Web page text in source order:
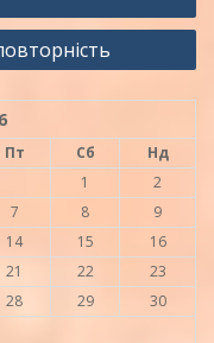
Пт Сб
Нд
1
2
7 8
9
14 15
16
21 22
23
28 29
30